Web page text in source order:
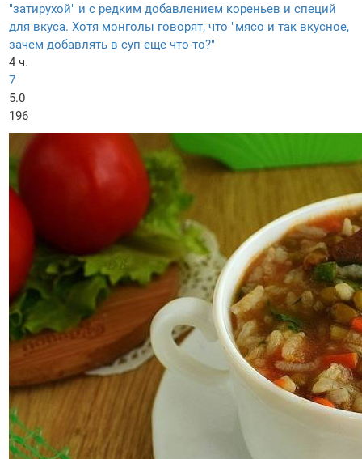
"затирухой" и с редким добавлением кореньев и специй
для вкуса. Хотя монголы говорят, что "мясо и так вкусное,
зачем добавлять в суп еще что-то?"
4 ч.
7
5.0
196